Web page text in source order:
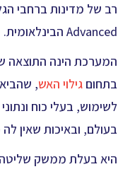
רב של מדינות ברחבי
Advanced הבינלאומית.
המערכת הינה התוצאה
בתחום גילוי האש, שהביא
לשימוש, בעלי כוח
בעולם, ובאיכות שאין
היא בעלת ממשק